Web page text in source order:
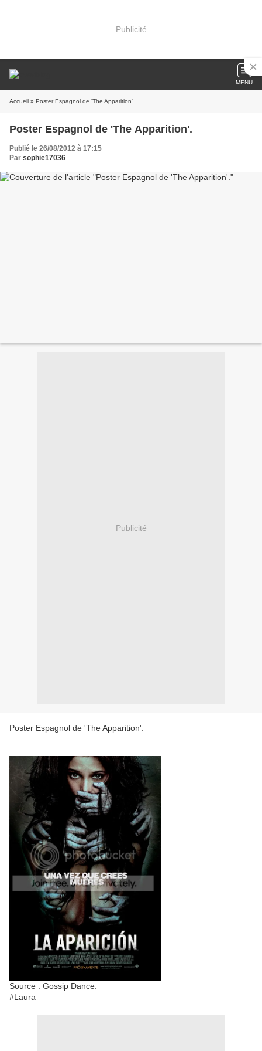
Publicité
MENU
Accueil » Poster Espagnol de 'The Apparition'.
Poster Espagnol de 'The Apparition'.
Publié le 26/08/2012 à 17:15
Par sophie17036
Publicité
Poster Espagnol de 'The Apparition'.
Source : Gossip Dance.
#Laura